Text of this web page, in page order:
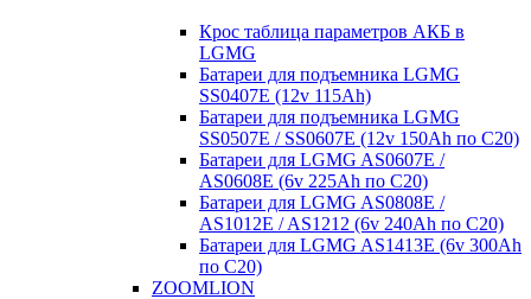
Крос таблица параметров АКБ в
LGMG
Батареи для подъемника LGMG
SS0407E (12v 115Ah)
Батареи для подъемника LGMG
SS0507E / SS0607E (12v 150Ah по С20)
Батареи для LGMG AS0607E /
AS0608E (6v 225Ah по С20)
Батареи для LGMG AS0808E /
AS1012E / AS1212 (6v 240Ah по С20)
Батареи для LGMG AS1413E (6v 300Ah
по С20)
ZOOMLION